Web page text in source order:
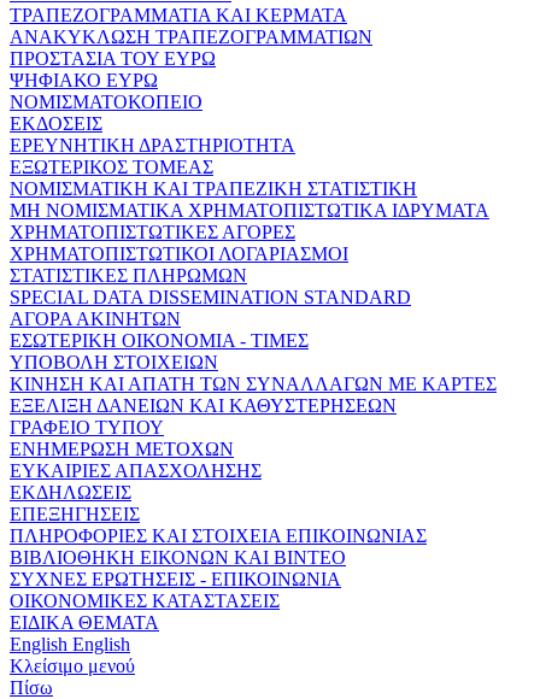
ΤΡΑΠΕΖΟΓΡΑΜΜΑΤΙΑ ΚΑΙ ΚΕΡΜΑΤΑ
ΑΝΑΚΥΚΛΩΣΗ ΤΡΑΠΕΖΟΓΡΑΜΜΑΤΙΩΝ
ΠΡΟΣΤΑΣΙΑ ΤΟΥ ΕΥΡΩ
ΨΗΦΙΑΚΟ ΕΥΡΩ
ΝΟΜΙΣΜΑΤΟΚΟΠΕΙΟ
ΕΚΔΟΣΕΙΣ
ΕΡΕΥΝΗΤΙΚΗ ΔΡΑΣΤΗΡΙΟΤΗΤΑ
ΕΞΩΤΕΡΙΚΟΣ ΤΟΜΕΑΣ
ΝΟΜΙΣΜΑΤΙΚΗ ΚΑΙ ΤΡΑΠΕΖΙΚΗ ΣΤΑΤΙΣΤΙΚΗ
ΜΗ ΝΟΜΙΣΜΑΤΙΚΑ ΧΡΗΜΑΤΟΠΙΣΤΩΤΙΚΑ ΙΔΡΥΜΑΤΑ
ΧΡΗΜΑΤΟΠΙΣΤΩΤΙΚΕΣ ΑΓΟΡΕΣ
ΧΡΗΜΑΤΟΠΙΣΤΩΤΙΚΟΙ ΛΟΓΑΡΙΑΣΜΟΙ
ΣΤΑΤΙΣΤΙΚΕΣ ΠΛΗΡΩΜΩΝ
SPECIAL DATA DISSEMINATION STANDARD
ΑΓΟΡΑ ΑΚΙΝΗΤΩΝ
ΕΣΩΤΕΡΙΚΗ ΟΙΚΟΝΟΜΙΑ - ΤΙΜΕΣ
ΥΠΟΒΟΛΗ ΣΤΟΙΧΕΙΩΝ
ΚΙΝΗΣΗ ΚΑΙ ΑΠΑΤΗ ΤΩΝ ΣΥΝΑΛΛΑΓΩΝ ΜΕ ΚΑΡΤΕΣ
ΕΞΕΛΙΞΗ ΔΑΝΕΙΩΝ ΚΑΙ ΚΑΘΥΣΤΕΡΗΣΕΩΝ
ΓΡΑΦΕΙΟ ΤΥΠΟΥ
ΕΝΗΜΕΡΩΣΗ ΜΕΤΟΧΩΝ
ΕΥΚΑΙΡΙΕΣ ΑΠΑΣΧΟΛΗΣΗΣ
ΕΚΔΗΛΩΣΕΙΣ
ΕΠΕΞΗΓΗΣΕΙΣ
ΠΛΗΡΟΦΟΡΙΕΣ ΚΑΙ ΣΤΟΙΧΕΙΑ ΕΠΙΚΟΙΝΩΝΙΑΣ
ΒΙΒΛΙΟΘΗΚΗ ΕΙΚΟΝΩΝ ΚΑΙ ΒΙΝΤΕΟ
ΣΥΧΝΕΣ ΕΡΩΤΗΣΕΙΣ - ΕΠΙΚΟΙΝΩΝΙΑ
ΟΙΚΟΝΟΜΙΚΕΣ ΚΑΤΑΣΤΑΣΕΙΣ
ΕΙΔΙΚΑ ΘΕΜΑΤΑ
English English
Κλείσιμο μενού
Πίσω